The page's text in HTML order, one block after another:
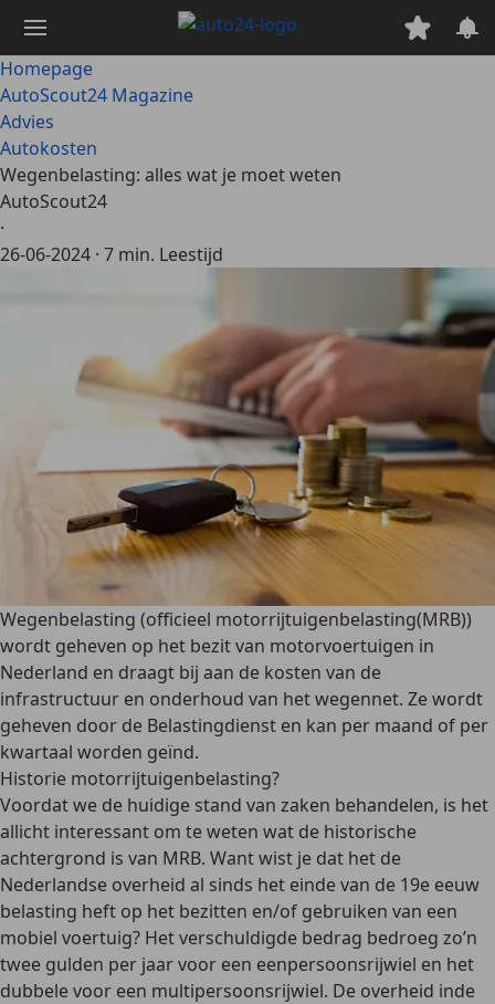
naar
hoofdinhoud
Homepage
AutoScout24 Magazine
Advies
Autokosten
Wegenbelasting: alles wat je moet weten
AutoScout24
·
26-06-2024 · 7 min. Leestijd
Wegenbelasting (officieel motorrijtuigenbelasting(MRB))
wordt geheven op het bezit van motorvoertuigen in
Nederland en draagt bij aan de kosten van de
infrastructuur en onderhoud van het wegennet. Ze wordt
geheven door de Belastingdienst en kan per maand of per
kwartaal worden geïnd.
Historie motorrijtuigenbelasting?
Voordat we de huidige stand van zaken behandelen, is het
allicht interessant om te weten wat de historische
achtergrond is van MRB. Want wist je dat het de
Nederlandse overheid al sinds het einde van de 19e eeuw
belasting heft op het bezitten en/of gebruiken van een
mobiel voertuig? Het verschuldigde bedrag bedroeg zo’n
twee gulden per jaar voor een eenpersoonsrijwiel en het
dubbele voor een multipersoonsrijwiel. De overheid inde